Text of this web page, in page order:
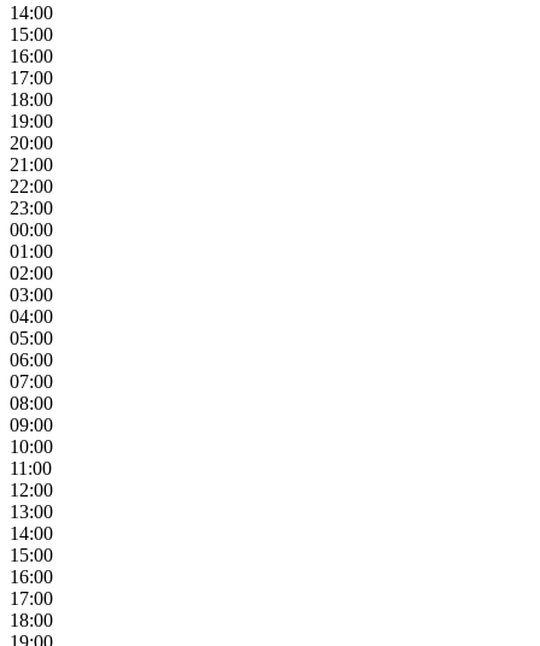
14:00
15:00
16:00
17:00
18:00
19:00
20:00
21:00
22:00
23:00
00:00
01:00
02:00
03:00
04:00
05:00
06:00
07:00
08:00
09:00
10:00
11:00
12:00
13:00
14:00
15:00
16:00
17:00
18:00
19:00